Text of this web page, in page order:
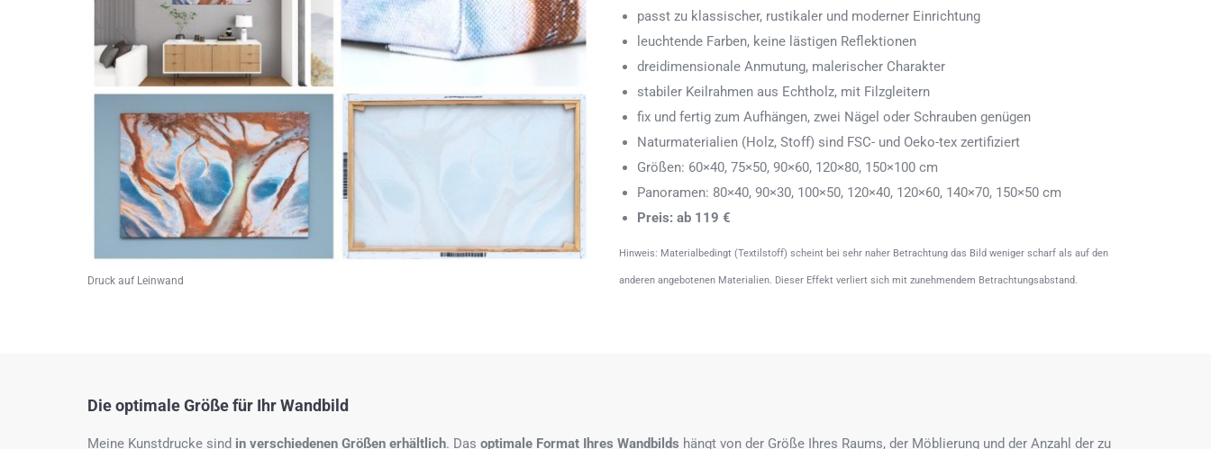
Druck auf Leinwand
passt zu klassischer, rustikaler und moderner Einrichtung
leuchtende Farben, keine lästigen Reflektionen
dreidimensionale Anmutung, malerischer Charakter
stabiler Keilrahmen aus Echtholz, mit Filzgleitern
fix und fertig zum Aufhängen, zwei Nägel oder Schrauben genügen
Naturmaterialien (Holz, Stoff) sind FSC- und Oeko-tex zertifiziert
Größen: 60×40, 75×50, 90×60, 120×80, 150×100 cm
Panoramen: 80×40, 90×30, 100×50, 120×40, 120×60, 140×70, 150×50 cm
Preis: ab 119 €
Hinweis: Materialbedingt (Textilstoff) scheint bei sehr naher Betrachtung das Bild weniger scharf als auf den
anderen angebotenen Materialien. Dieser Effekt verliert sich mit zunehmendem Betrachtungsabstand.
Die optimale Größe für Ihr Wandbild
Meine Kunstdrucke sind in verschiedenen Größen erhältlich. Das optimale Format Ihres Wandbilds hängt von der Größe Ihres Raums, der Möblierung und der Anzahl der zu